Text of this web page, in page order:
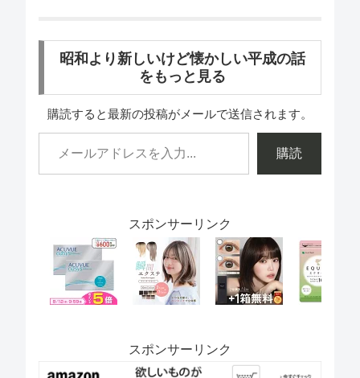
昭和より新しいけど懐かしい平成の話
をもっと見る
購読すると最新の投稿がメールで送信されます。
購読
スポンサーリンク
スポンサーリンク